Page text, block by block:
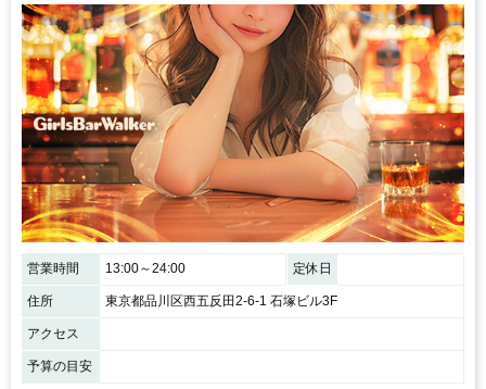
営業時間 13:00～24:00 定休日
住所 東京都品川区西五反田2-6-1 石塚ビル3F
アクセス
予算の目安